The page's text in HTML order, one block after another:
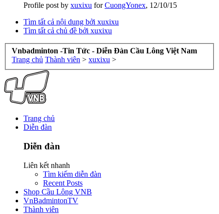
Profile post by xuxixu forCuongYonex, 12/10/15
Tìm tất cả nội dung bởi xuxixu
Tìm tất cả chủ đề bởi xuxixu
Vnbadminton -Tin Tức - Diễn Đàn Cầu Lông Việt Nam
Trang chủ Thành viên > xuxixu >
Trang chủ
Diễn đàn
Diễn đàn
Liên kết nhanh
Tìm kiếm diễn đàn
Recent Posts
Shop Cầu Lông VNB
VnBadmintonTV
Thành viên